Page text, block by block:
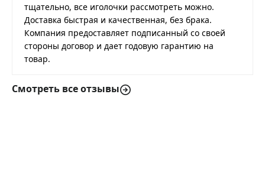
тщательно, все иголочки рассмотреть можно.
Доставка быстрая и качественная, без брака.
Компания предоставляет подписанный со своей
стороны договор и дает годовую гарантию на
товар.
Смотреть все отзывы